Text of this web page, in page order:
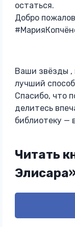
остаться.
Добро
Ваши звёзды
лучший
Спасибо, что
делитесь
библиотеку —
Читать